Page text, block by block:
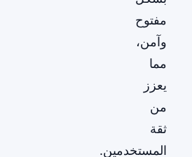
مفتوح
وآمن،
مما
يعزز
من
ثقة
المستخدمين.